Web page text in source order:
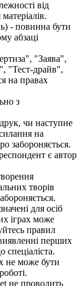
від
- повинна бути
абзаці
"Заява",
"Тест-драйв",
на правах
з
чи наступне
на
забороняється.
є автор
творів
для осіб
іграх може
правил
перших
спеціаліста.
не може бути
не проводить